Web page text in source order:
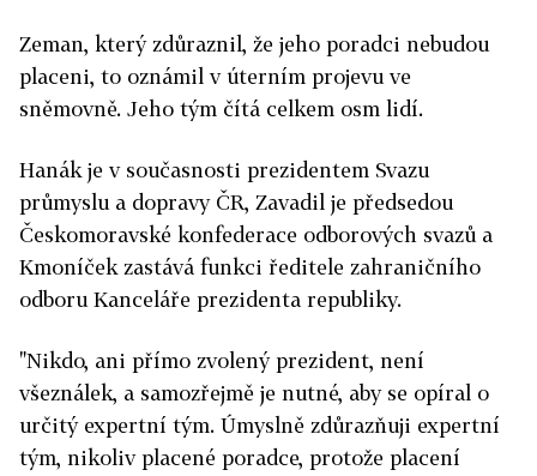
Zeman, který zdůraznil, že jeho poradci nebudou
placeni, to oznámil v úterním projevu ve
sněmovně. Jeho tým čítá celkem osm lidí.
Hanák je v současnosti prezidentem Svazu
průmyslu a dopravy ČR, Zavadil je předsedou
Českomoravské konfederace odborových svazů a
Kmoníček zastává funkci ředitele zahraničního
odboru Kanceláře prezidenta republiky.
"Nikdo, ani přímo zvolený prezident, není
všeználek, a samozřejmě je nutné, aby se opíral o
určitý expertní tým. Úmyslně zdůrazňuji expertní
tým, nikoliv placené poradce, protože placení